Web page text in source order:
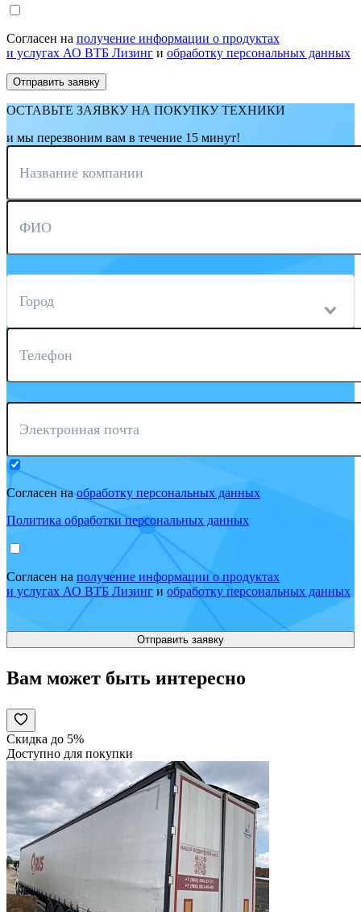
Согласен на получение информации о продуктах
и услугах АО ВТБ Лизинг и обработку персональных данных
ОСТАВЬТЕ ЗАЯВКУ НА ПОКУПКУ ТЕХНИКИ
и мы перезвоним вам в течение 15 минут!
Название компании
ФИО
Город
Телефон
Электронная почта
Согласен наобработку персональных данных
Политика обработки персональных данных
Согласен на получение информации о продуктах
и услугах АО ВТБ Лизинг и обработку персональных данных
Вам может быть интересно
Скидка до 5%
Доступно для покупки